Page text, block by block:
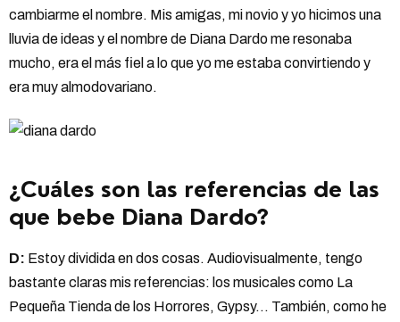
cambiarme el nombre. Mis amigas, mi novio y yo hicimos una
lluvia de ideas y el nombre de Diana Dardo me resonaba
mucho, era el más fiel a lo que yo me estaba convirtiendo y
era muy almodovariano.
¿Cuáles son las referencias de las
que bebe Diana Dardo?
D: Estoy dividida en dos cosas. Audiovisualmente, tengo
bastante claras mis referencias: los musicales como La
Pequeña Tienda de los Horrores, Gypsy… También, como he